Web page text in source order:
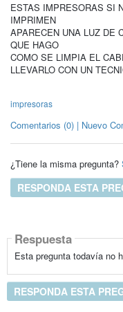
ESTAS IMPRESORAS SI
IMPRIMEN
APARECEN UNA LUZ DE
QUE HAGO
COMO SE LIMPIA EL
LLEVARLO CON UN
impresoras
Comentarios (0) | Nuevo
¿Tiene la misma pregunta?
RESPONDA ESTA
Respuesta
Esta pregunta todavía no
RESPONDA ESTA